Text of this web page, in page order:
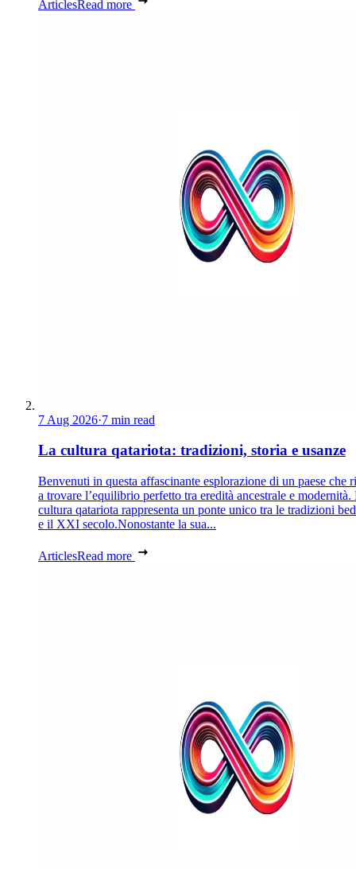
ArticlesRead more
7 Aug 2026·7 min read
La cultura qatariota: tradizioni, storia e usanze
Benvenuti in questa affascinante esplorazione di un paese che
a trovare l’equilibrio perfetto tra eredità ancestrale e modernità.
cultura qatariota rappresenta un ponte unico tra le tradizioni
e il XXI secolo.Nonostante la sua...
ArticlesRead more